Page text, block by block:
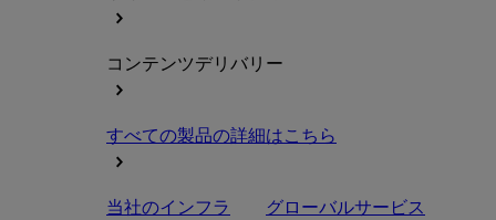
コンテンツデリバリー
すべての製品の詳細はこちら
当社のインフラ グローバルサービス